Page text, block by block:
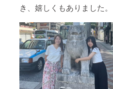
き、嬉しくもありました。